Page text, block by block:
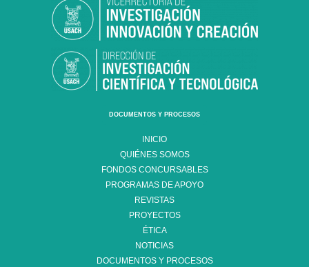
DOCUMENTOS Y PROCESOS
INICIO
QUIÉNES SOMOS
FONDOS CONCURSABLES
PROGRAMAS DE APOYO
REVISTAS
PROYECTOS
ÉTICA
NOTICIAS
DOCUMENTOS Y PROCESOS